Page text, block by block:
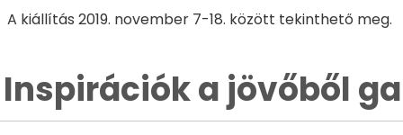
A kiállítás 2019. november 7-18. között tekinthető meg.
Inspirációk a jövőből